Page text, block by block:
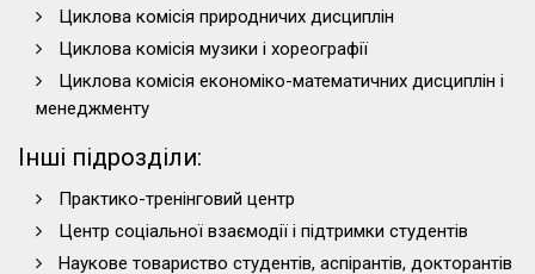
Циклова комісія природничих дисциплін
Циклова комісія музики і хореографії
Циклова комісія економіко-математичних дисциплін і
менеджменту
Інші підрозділи:
Практико-тренінговий центр
Центр соціальної взаємодії і підтримки студентів
Наукове товариство студентів, аспірантів, докторантів